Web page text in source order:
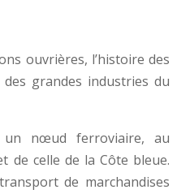
ouvrières, l’histoire des
des grandes industries du
un nœud ferroviaire, au
de celle de la Côte bleue.
de marchandises